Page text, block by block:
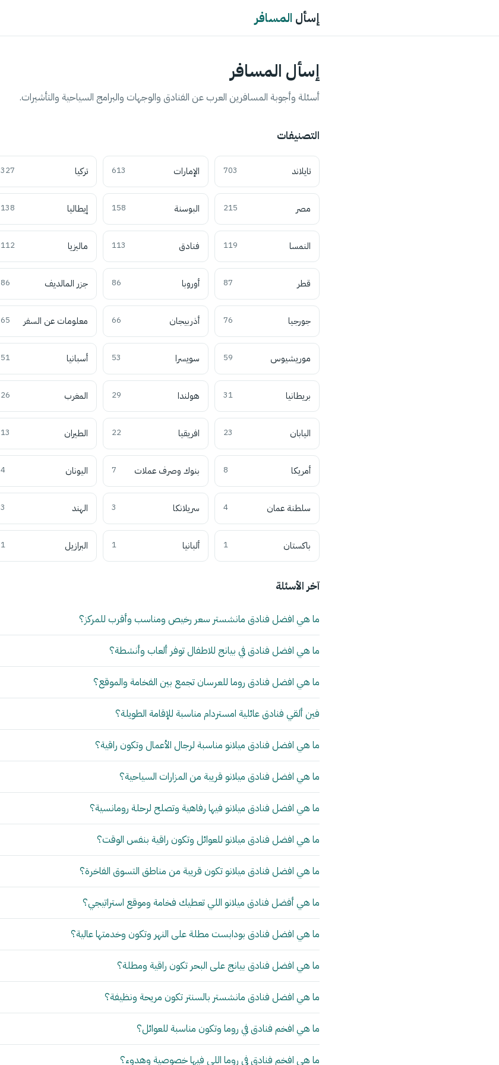
إسأل المسافر
إسأل المسافر
أسئلة وأجوبة المسافرين العرب عن الفنادق والوجهات والبرامج السياحية والتأشيرات.
التصنيفات
تايلاند 703 الإمارات 613 تركيا 327
مصر 215 البوسنة 158 إيطاليا 138
النمسا 119 فنادق 113 ماليزيا 112
قطر 87 أوروبا 86 جزر المالديف 86
جورجيا 76 أذربيجان 66 معلومات عن السفر 65
موريشيوس 59 سويسرا 53 أسبانيا 51
بريطانيا 31 هولندا 29 المغرب 26
اليابان 23 افريقيا 22 الطيران 13
أمريكا 8 بنوك وصرف عملات 7 اليونان 4
سلطنة عمان 4 سريلانكا 3 الهند 3
باكستان 1 ألبانيا 1 البرازيل 1
آخر الأسئلة
ما هي افضل فنادق مانشستر سعر رخيص ومناسب وأقرب للمركز؟
ما هي افضل فنادق في بيانج للاطفال توفر ألعاب وأنشطة؟
ما هي افضل فنادق روما للعرسان تجمع بين الفخامة والموقع؟
فين ألقي فنادق عائلية امستردام مناسبة للإقامة الطويلة؟
ما هي افضل فنادق ميلانو مناسبة لرجال الأعمال وتكون راقية؟
ما هي افضل فنادق ميلانو قريبة من المزارات السياحية؟
ما هي افضل فنادق ميلانو فيها رفاهية وتصلح لرحلة رومانسية؟
ما هي افضل فنادق ميلانو للعوائل وتكون راقية بنفس الوقت؟
ما هي افضل فنادق ميلانو تكون قريبة من مناطق التسوق الفاخرة؟
ما هي أفضل فنادق ميلانو اللي تعطيك فخامة وموقع استراتيجي؟
ما هي افضل فنادق بودابست مطلة على النهر وتكون وخدمتها عالية؟
ما هي افضل فنادق بيانج على البحر تكون راقية ومطلة؟
ما هي افضل فنادق مانشستر بالسنتر تكون مريحة ونظيفة؟
ما هي افخم فنادق في روما وتكون مناسبة للعوائل؟
ما هي افخم فنادق في روما اللي فيها خصوصية وهدوء؟